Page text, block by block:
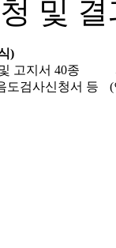
및
)
고지서 40종
도검사신청서 등
(